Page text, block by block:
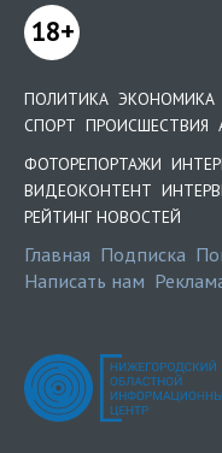
18+
ПОЛИТИКА ЭКОНОМИКА
СПОРТ ПРОИСШЕСТВИЯ
ФОТОРЕПОРТАЖИ
ВИДЕОКОНТЕНТ
РЕЙТИНГ НОВОСТЕЙ
Главная Подписка
Написать нам